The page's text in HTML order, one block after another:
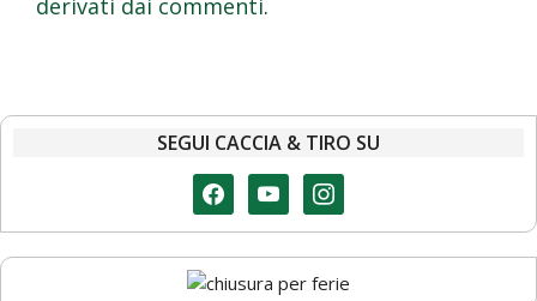
derivati dai commenti.
SEGUI CACCIA & TIRO SU
facebookyoutubeinstagram